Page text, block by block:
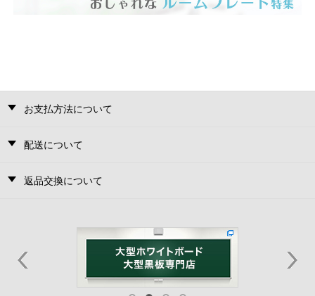
お支払方法について
配送について
返品交換について